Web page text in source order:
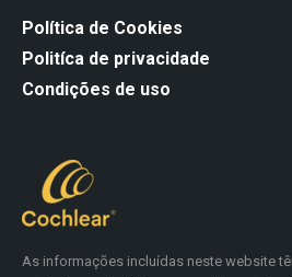
As informações incluídas neste website
Política de Cookies
Politíca de privacidade
Condições de uso